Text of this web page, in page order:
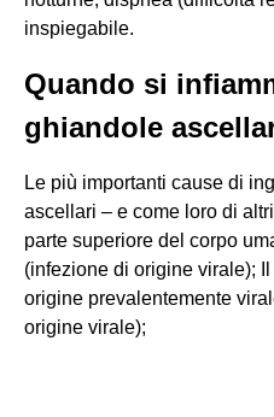
inspiegabile.
Quando si
ghiandole
Le più importanti cause di
ascellari – e come loro di
parte superiore del corpo
(infezione di origine virale);
origine prevalentemente
origine virale);